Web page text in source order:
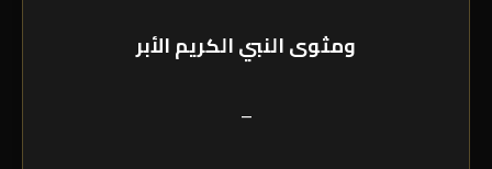
ومثوى النبي الكريم الأبر
–